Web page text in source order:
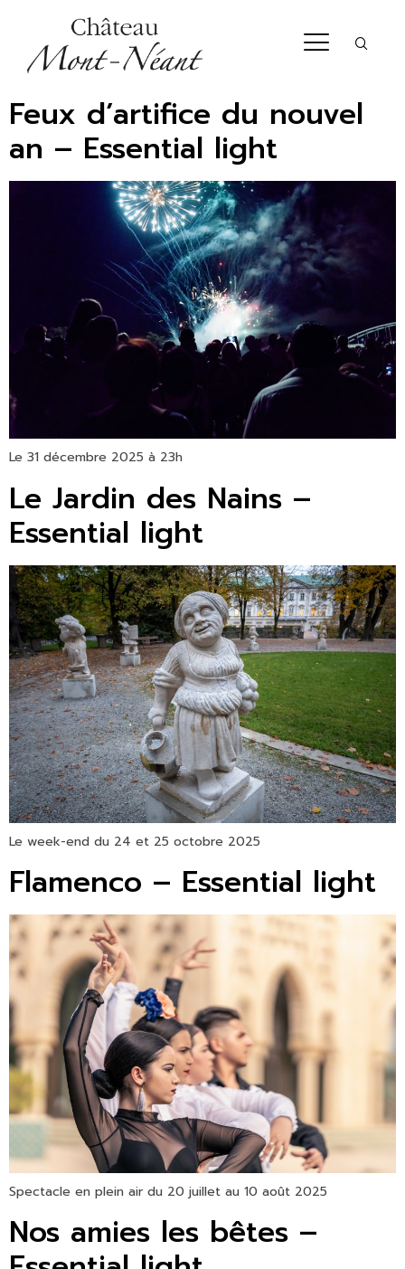
Feux d’artifice du nouvel
an – Essential light
Le 31 décembre 2025 à 23h
Le Jardin des Nains –
Essential light
Le week-end du 24 et 25 octobre 2025
Flamenco – Essential light
Spectacle en plein air du 20 juillet au 10 août 2025
Nos amies les bêtes –